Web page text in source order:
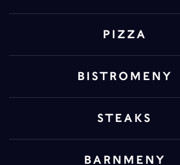
PIZZA
BISTROMENY
STEAKS
BARNMENY